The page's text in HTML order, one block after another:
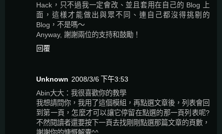
Hack，只不過我一定會改、並且套用在自己的 Blog 上
面，這樣才能做出與眾不同、連自己都沒得挑剔的
Blog，不是嗎～
Anyway, 謝謝兩位的支持和鼓勵！
回覆
Unknown 2008/3/6 下午3:53
Abin大大：我很喜歡你的教學
我想請問你，我用了這個模組，再點選文章後，列表會回
到第一頁，怎麼才可以讓它停留在點選的那一頁列表呢?
不然閱讀者還要按下一頁去找剛剛點選那篇文章的頁數，